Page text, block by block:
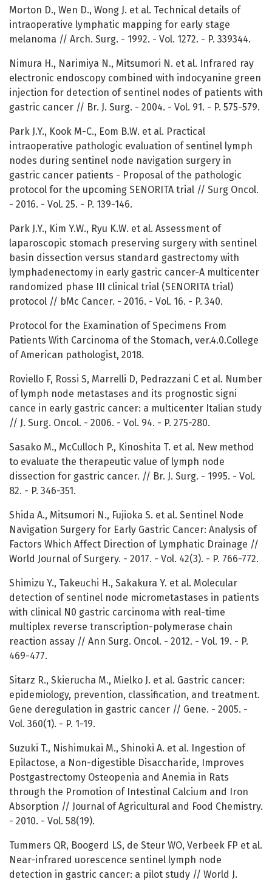
Morton D., Wen D., Wong J. et al. Technical details of
intraoperative lymphatic mapping for early stage
melanoma // Arch. Surg. - 1992. - Vol. 1272. - P. 339344.
Nimura H., Narimiya N., Mitsumori N. et al. Infrared ray
electronic endoscopy combined with indocyanine green
injection for detection of sentinel nodes of patients with
gastric cancer // Br. J. Surg. - 2004. - Vol. 91. - P. 575-579.
Park J.Y., Kook M-C., Eom B.W. et al. Practical
intraoperative pathologic evaluation of sentinel lymph
nodes during sentinel node navigation surgery in
gastric cancer patients - Proposal of the pathologic
protocol for the upcoming SENORITA trial // Surg Oncol.
- 2016. - Vol. 25. - P. 139-146.
Park J.Y., Kim Y.W., Ryu K.W. et al. Assessment of
laparoscopic stomach preserving surgery with sentinel
basin dissection versus standard gastrectomy with
lymphadenectomy in early gastric cancer-A multicenter
randomized phase III clinical trial (SENORITA trial)
protocol // bMc Cancer. - 2016. - Vol. 16. - P. 340.
Protocol for the Examination of Specimens From
Patients With Carcinoma of the Stomach, ver.4.0.College
of American pathologist, 2018.
Roviello F, Rossi S, Marrelli D, Pedrazzani C et al. Number
of lymph node metastases and its prognostic signi
cance in early gastric cancer: a multicenter Italian study
// J. Surg. Oncol. - 2006. - Vol. 94. - P. 275-280.
Sasako M., McCulloch P., Kinoshita T. et al. New method
to evaluate the therapeutic value of lymph node
dissection for gastric cancer. // Br. J. Surg. - 1995. - Vol.
82. - P. 346-351.
Shida A., Mitsumori N., Fujioka S. et al. Sentinel Node
Navigation Surgery for Early Gastric Cancer: Analysis of
Factors Which Affect Direction of Lymphatic Drainage //
World Journal of Surgery. - 2017. - Vol. 42(3). - P. 766-772.
Shimizu Y., Takeuchi H., Sakakura Y. et al. Molecular
detection of sentinel node micrometastases in patients
with clinical N0 gastric carcinoma with real-time
multiplex reverse transcription-polymerase chain
reaction assay // Ann Surg. Oncol. - 2012. - Vol. 19. - P.
469-477.
Sitarz R., Skierucha M., Mielko J. et al. Gastric cancer:
epidemiology, prevention, classification, and treatment.
Gene deregulation in gastric cancer // Gene. - 2005. -
Vol. 360(1). - P. 1-19.
Suzuki T., Nishimukai M., Shinoki A. et al. Ingestion of
Epilactose, a Non-digestible Disaccharide, Improves
Postgastrectomy Osteopenia and Anemia in Rats
through the Promotion of Intestinal Calcium and Iron
Absorption // Journal of Agricultural and Food Chemistry.
- 2010. - Vol. 58(19).
Tummers QR, Boogerd LS, de Steur WO, Verbeek FP et al.
Near-infrared uorescence sentinel lymph node
detection in gastric cancer: a pilot study // World J.